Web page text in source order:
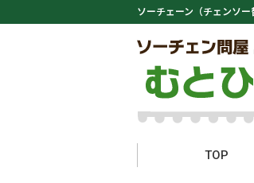
ソーチェーン（チェンソー
TOP